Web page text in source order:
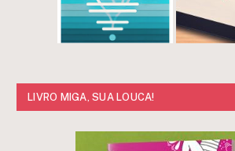
LIVRO MIGA, SUA LOUCA!